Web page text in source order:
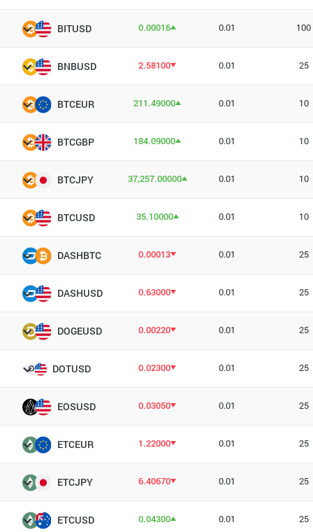
BITUSD 0.00016 0.01 100
BNBUSD 2.58100 0.01 25
BTCEUR 211.49000 0.01 10
BTCGBP 184.09000 0.01 10
BTCJPY 37,257.00000 0.01 10
BTCUSD 35.10000 0.01 10
DASHBTC 0.00013 0.01 25
DASHUSD 0.63000 0.01 25
DOGEUSD 0.00220 0.01 25
DOTUSD 0.02300 0.01 25
EOSUSD 0.03050 0.01 25
ETCEUR 1.22000 0.01 25
ETCJPY 6.40670 0.01 25
ETCUSD 0.04300 0.01 25